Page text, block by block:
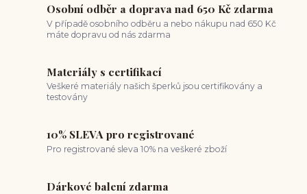
Osobní odběr a doprava nad 650 Kč zdarma
V případě osobního odběru a nebo nákupu nad 650 Kč
máte dopravu od nás zdarma
Materiály s certifikací
Veškeré materiály našich šperků jsou certifikovány a
testovány
10% SLEVA pro registrované
Pro registrované sleva 10% na veškeré zboží
Dárkové balení zdarma